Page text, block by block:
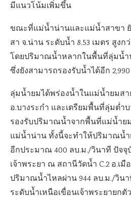
มีแนวโน้มเพิ่มขึ้น
ขณะที่แม่น้ำน่านและแม่น้ำสาขา ยั
สา จ.น่าน ระดับน้ำ 8.53 เมตร สูงก
โดยปริมาณน้ำหลากในพื้นที่ลุ่มน้ำ
ซึ่งยังสามารถรองรับน้ำได้อีก
ลุ่มน้ำยมได้พร่องน้ำในแม่น้ำยมสา
อ.บางระกำ และเตรียมพื้นที่ลุ่มต่ำบ
รองรับปริมาณน้ำจากพื้นที่แม่น้ำย
แม่น้ำน่าน ทั้งนี้จะทำให้ปริมาณน้ำ
อีกประมาณ 400 ลบ.ม./วินาที ปัจ
เจ้าพระยา ณ สถานีวัดน้ำ C.2 อ.เ
ปริมาณน้ำไหลผ่าน 944 ลบ.ม./วิน
ระดับน้ำเหนือเขื่อนเจ้าพระยายก